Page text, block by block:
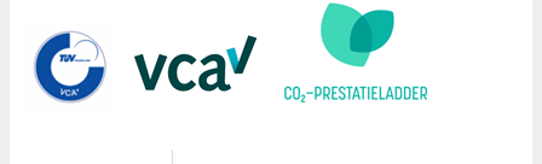
CERTIFICERINGEN